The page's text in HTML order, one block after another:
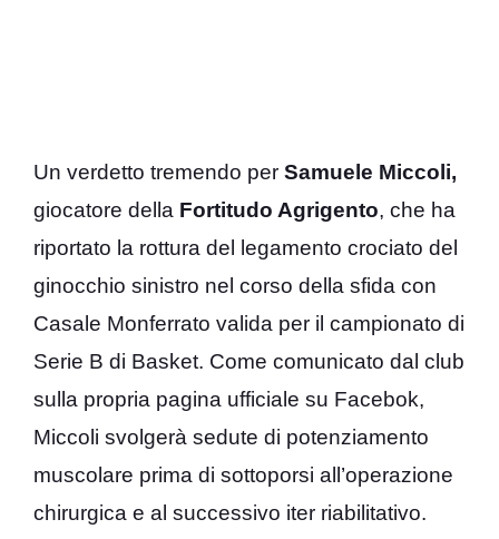
Un verdetto tremendo per Samuele Miccoli,
giocatore della Fortitudo Agrigento, che ha
riportato la rottura del legamento crociato del
ginocchio sinistro nel corso della sfida con
Casale Monferrato valida per il campionato di
Serie B di Basket. Come comunicato dal club
sulla propria pagina ufficiale su Facebok,
Miccoli svolgerà sedute di potenziamento
muscolare prima di sottoporsi all’operazione
chirurgica e al successivo iter riabilitativo.